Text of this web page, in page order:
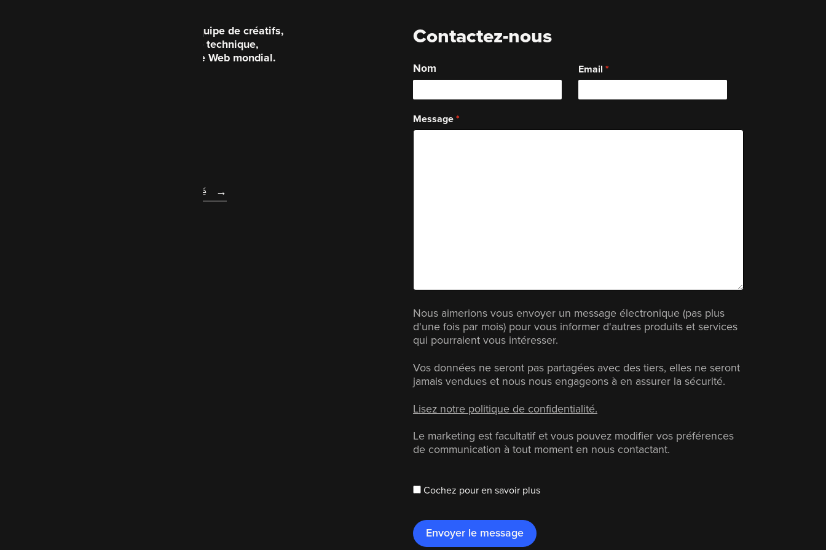
Code Enigma est une équipe de créatifs,
brillante du point de vue technique,
consacrée à améliorer le Web mondial.
Déclaration d'accessibilité
Contactez-nous
Nom Email
Message
Cochez pour en savoir plus
Nous aimerions vous envoyer un message électronique (pas plus
d'une fois par mois) pour vous informer d'autres produits et services
qui pourraient vous intéresser.
Vos données ne seront pas partagées avec des tiers, elles ne seront
jamais vendues et nous nous engageons à en assurer la sécurité.
Lisez notre politique de confidentialité.
Le marketing est facultatif et vous pouvez modifier vos préférences
de communication à tout moment en nous contactant.
Envoyer le message